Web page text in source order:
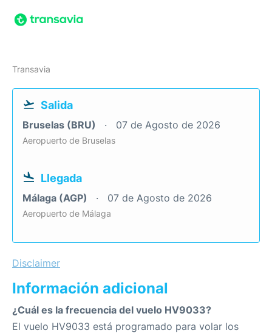
Transavia
Salida
Bruselas (BRU) 07 de Agosto de 2026
Aeropuerto de Bruselas
Llegada
Málaga (AGP) 07 de Agosto de 2026
Aeropuerto de Málaga
Disclaimer
Información adicional
¿Cuál es la frecuencia del vuelo HV9033?
El vuelo HV9033 está programado para volar los